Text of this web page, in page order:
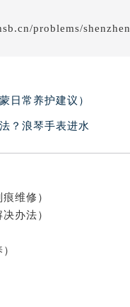
problems/
日常养护建议）
？浪琴手表进水
维修）
办法）